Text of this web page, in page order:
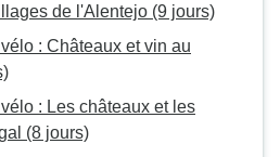
de l'Alentejo (9 jours)
: Châteaux et vin au
: Les châteaux et les
(8 jours)